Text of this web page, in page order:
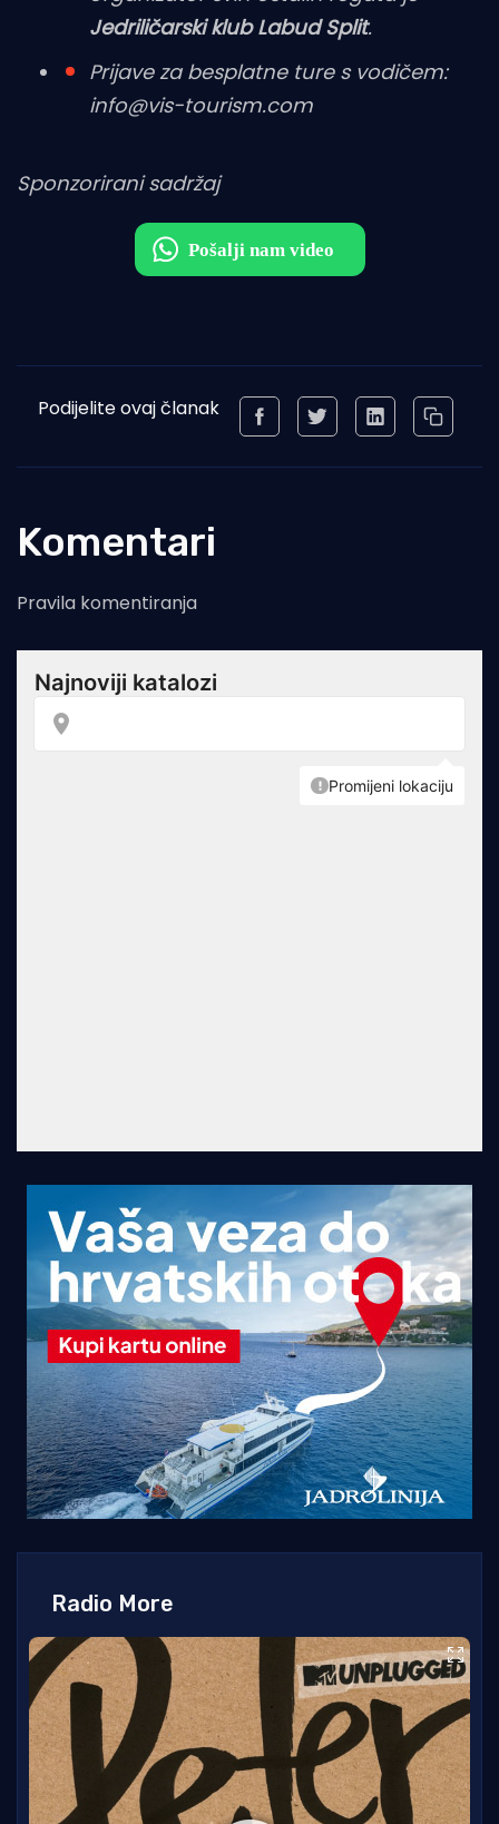
Jedriličarski klub Labud Split.
Prijave za besplatne ture s vodičem:
info@vis-tourism.com
Sponzorirani sadržaj
Podijelite ovaj članak
Komentari
Pravila komentiranja
Radio More